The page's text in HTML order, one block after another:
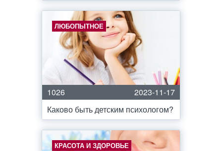
ЛЮБОПЫТНОЕ
1026
2023-11-17
Каково быть детским психологом?
КРАСОТА И ЗДОРОВЬЕ